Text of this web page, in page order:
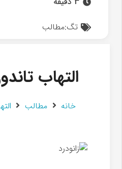
تگ:مطالب
التهاب
خانه مطالب